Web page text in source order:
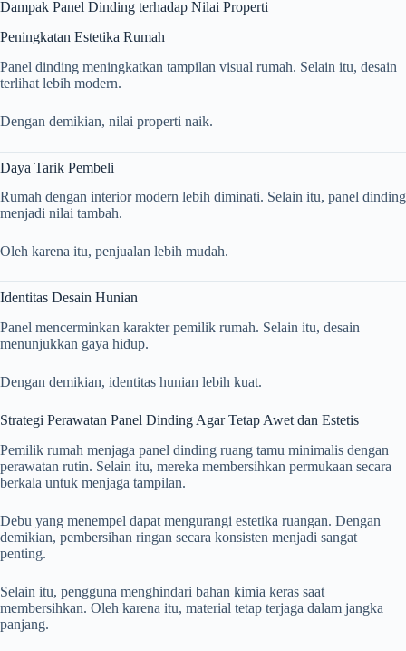
Dampak Panel Dinding terhadap Nilai Properti
Peningkatan Estetika Rumah
Panel dinding meningkatkan tampilan visual rumah. Selain itu, desain
terlihat lebih modern.
Dengan demikian, nilai properti naik.
Daya Tarik Pembeli
Rumah dengan interior modern lebih diminati. Selain itu, panel dinding
menjadi nilai tambah.
Oleh karena itu, penjualan lebih mudah.
Identitas Desain Hunian
Panel mencerminkan karakter pemilik rumah. Selain itu, desain
menunjukkan gaya hidup.
Dengan demikian, identitas hunian lebih kuat.
Strategi Perawatan Panel Dinding Agar Tetap Awet dan Estetis
Pemilik rumah menjaga panel dinding ruang tamu minimalis dengan
perawatan rutin. Selain itu, mereka membersihkan permukaan secara
berkala untuk menjaga tampilan.
Debu yang menempel dapat mengurangi estetika ruangan. Dengan
demikian, pembersihan ringan secara konsisten menjadi sangat
penting.
Selain itu, pengguna menghindari bahan kimia keras saat
membersihkan. Oleh karena itu, material tetap terjaga dalam jangka
panjang.